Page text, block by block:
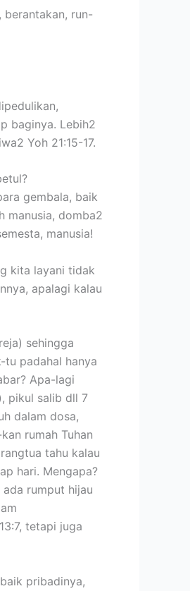
berantakan, run-
baginya. Lebih2
Yoh 21:15-17.
gembala, baik
manusia, domba2
manusia!
kita layani tidak
apalagi kalau
sehingga
padahal hanya
Apa-lagi
pikul salib dll 7
dalam dosa,
rumah Tuhan
tahu kalau
hari. Mengapa?
rumput hijau
tetapi juga
pribadinya,